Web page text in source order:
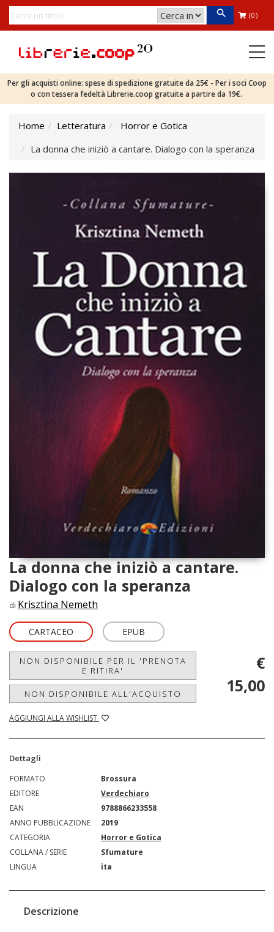
(0)
Per gli acquisti online: spese di spedizione gratuite da 25€ - Per i soci Coop
o con tessera fedeltà Librerie.coop gratuite a partire da 19€.
Home Letteratura
Horror e Gotica
La donna che iniziò a cantare. Dialogo con la speranza
La donna che iniziò a cantare.
Dialogo con la speranza
di Krisztina Nemeth
CARTACEO EPUB
NON DISPONIBILE PER IL 'PRENOTA
E RITIRA'
NON DISPONIBILE ALL'ACQUISTO
AGGIUNGI ALLA WISHLIST
€
15,00
Dettagli
FORMATO
Brossura
EDITORE
Verdechiaro
EAN
9788866233558
ANNO PUBBLICAZIONE
2019
CATEGORIA
Horror e Gotica
COLLANA / SERIE
Sfumature
LINGUA
ita
Descrizione